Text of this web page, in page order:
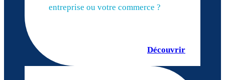
entreprise ou votre commerce ?
Découvrir